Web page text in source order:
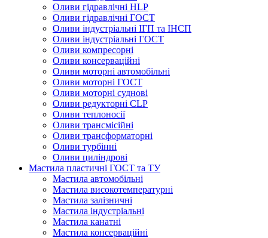
Оливи гідравлічні HLP
Оливи гідравлічні ГОСТ
Оливи індустріальні ІГП та ІНСП
Оливи індустріальні ГОСТ
Оливи компресорні
Оливи консерваційні
Оливи моторні автомобільні
Оливи моторні ГОСТ
Оливи моторні суднові
Оливи редукторні CLP
Оливи теплоносії
Оливи трансмісійні
Оливи трансформаторні
Оливи турбінні
Оливи циліндрові
Мастила пластичні ГОСТ та ТУ
Мастила автомобільні
Мастила високотемпературні
Мастила залізничні
Мастила індустріальні
Мастила канатні
Мастила консерваційні